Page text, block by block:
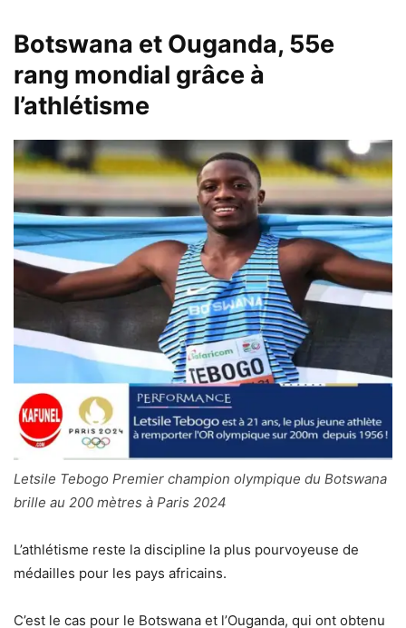
Botswana et Ouganda, 55e
rang mondial grâce à
l’athlétisme
Letsile Tebogo Premier champion olympique du Botswana
brille au 200 mètres à Paris 2024
L’athlétisme reste la discipline la plus pourvoyeuse de
médailles pour les pays africains.
C’est le cas pour le Botswana et l’Ouganda, qui ont obtenu